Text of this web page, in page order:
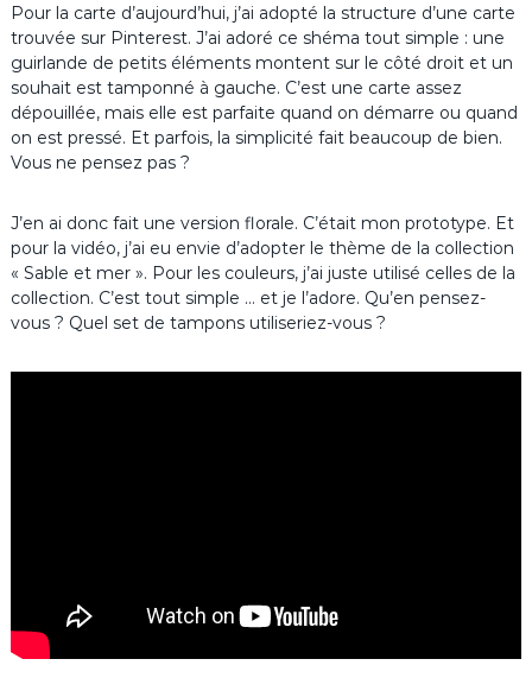
Pour la carte d’aujourd’hui, j’ai adopté la structure d’une carte
trouvée sur Pinterest. J’ai adoré ce shéma tout simple : une
guirlande de petits éléments montent sur le côté droit et un
souhait est tamponné à gauche. C’est une carte assez
dépouillée, mais elle est parfaite quand on démarre ou quand
on est pressé. Et parfois, la simplicité fait beaucoup de bien.
Vous ne pensez pas ?
J’en ai donc fait une version florale. C’était mon prototype. Et
pour la vidéo, j’ai eu envie d’adopter le thème de la collection
« Sable et mer ». Pour les couleurs, j’ai juste utilisé celles de la
collection. C’est tout simple … et je l’adore. Qu’en pensez-
vous ? Quel set de tampons utiliseriez-vous ?